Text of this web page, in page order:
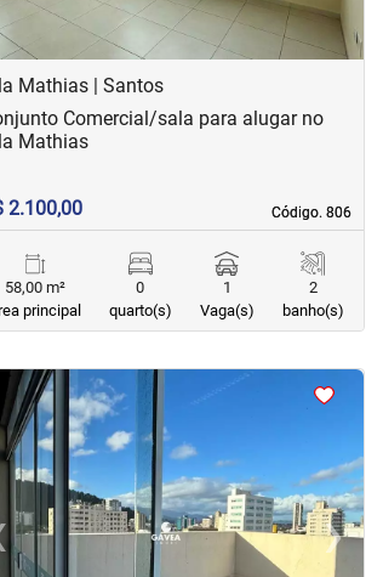
Mathias | Santos
Código. 806
Código. 806
Comercial/sala para alugar no
Mathias
2.100,00
58,00 m²
principal
0
quarto(s)
1
Vaga(s)
2
banho(s)
<
›Next